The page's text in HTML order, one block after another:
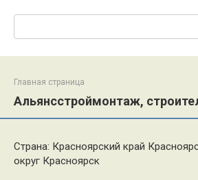
Главная страница
Альянсстроймонтаж,
Страна: Красноярский край
округ Красноярск